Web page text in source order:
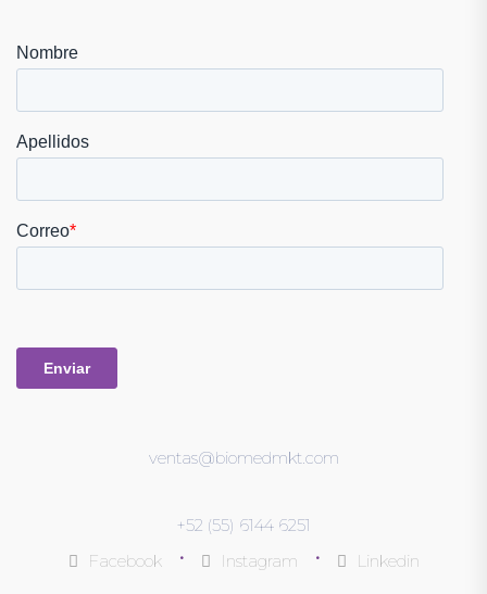
ventas@biomedmkt.com
+52 (55) 6144 6251
Facebook
• Instagram • Linkedin